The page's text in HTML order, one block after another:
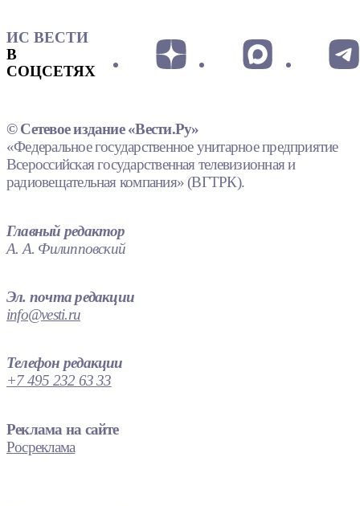
ИС ВЕСТИ
В
СОЦСЕТЯХ
© Сетевое издание «Вести.Ру»
«Федеральное государственное унитарное предприятие
Всероссийская государственная телевизионная и
радиовещательная компания» (ВГТРК).
Главный редактор
А. А. Филипповский
Эл. почта редакции
info@vesti.ru
Телефон редакции
+7 495 232 63 33
Реклама на сайте
Росреклама